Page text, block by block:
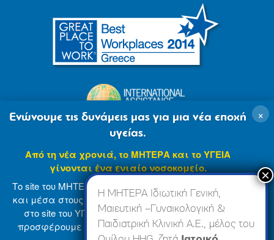
© 2007-2024 ΜΗΤΕΡΑ Α.Ε Όροι Χρήσης
Η ΜΗΤΕΡΑ Ιδιωτική Γενική,
Μαιευτική –Γυναικολογική &
Παιδιατρική Κλινική Α.Ε., μέλος του
×
Ενώνουμε τις δυνάμεις μας για μια νέα εποχή
υγείας.
Από τη νέα χρονιά, το ΜΗΤΕΡΑ και το ΥΓΕΙΑ
γίνονται ένα ενιαίο νοσοκομείο.
Το site του ΜΗΤΕΡΑ βρίσκεται σε φάση ανανέωσης
και μέσα στους επόμενους μήνες θα ενσωματωθεί
στο site του ΥΓΕΙΑ (www.hygeia.gr), ώστε να σας
προσφέρουμε μια πιο ολοκληρωμένη και ενιαία